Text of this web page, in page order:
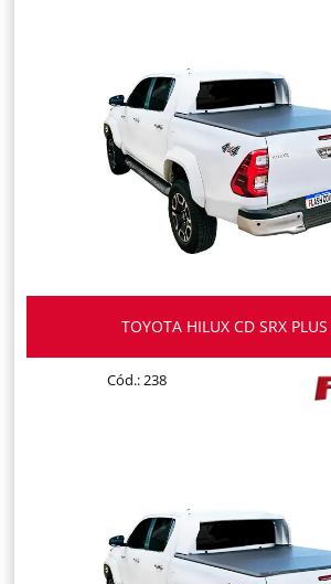
TOYOTA HILUX CD SRX
Cód.: 238